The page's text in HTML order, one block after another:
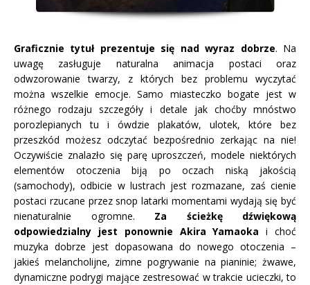
Graficznie tytuł prezentuje się nad wyraz dobrze. Na
uwagę zasługuje naturalna animacja postaci oraz
odwzorowanie twarzy, z których bez problemu wyczytać
można wszelkie emocje. Samo miasteczko bogate jest w
różnego rodzaju szczegóły i detale jak choćby mnóstwo
porozlepianych tu i ówdzie plakatów, ulotek, które bez
przeszkód możesz odczytać bezpośrednio zerkając na nie!
Oczywiście znalazło się parę uproszczeń, modele niektórych
elementów otoczenia biją po oczach niską jakością
(samochody), odbicie w lustrach jest rozmazane, zaś cienie
postaci rzucane przez snop latarki momentami wydają się być
nienaturalnie ogromne. Za ścieżkę dźwiękową
odpowiedzialny jest ponownie Akira Yamaoka i choć
muzyka dobrze jest dopasowana do nowego otoczenia –
jakieś melancholijne, zimne pogrywanie na pianinie; żwawe,
dynamiczne podrygi mające zestresować w trakcie ucieczki, to